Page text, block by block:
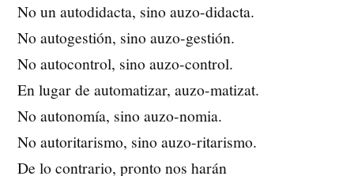
No un autodidacta, sino auzo-didacta.
No autogestión, sino auzo-gestión.
No autocontrol, sino auzo-control.
En lugar de automatizar, auzo-matizat.
No autonomía, sino auzo-nomia.
No autoritarismo, sino auzo-ritarismo.
De lo contrario, pronto nos harán